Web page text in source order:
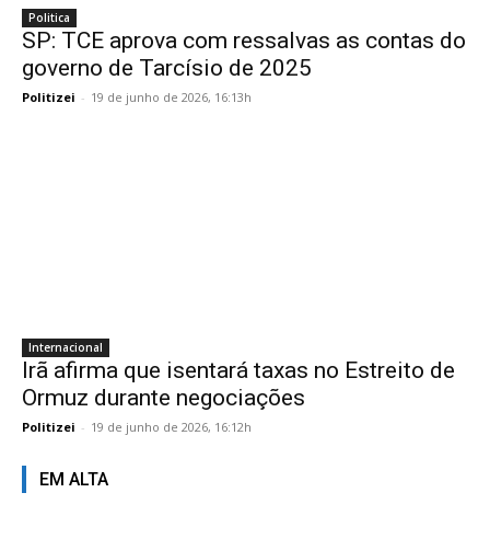
Politica
SP: TCE aprova com ressalvas as contas do
governo de Tarcísio de 2025
Politizei - 19 de junho de 2026, 16:13h
Internacional
Irã afirma que isentará taxas no Estreito de
Ormuz durante negociações
Politizei - 19 de junho de 2026, 16:12h
EM ALTA